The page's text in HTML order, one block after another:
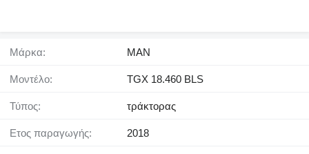
Μάρκα: MAN
Μοντέλο: TGX 18.460 BLS
Τύπος: τράκτορας
Έτος παραγωγής: 2018